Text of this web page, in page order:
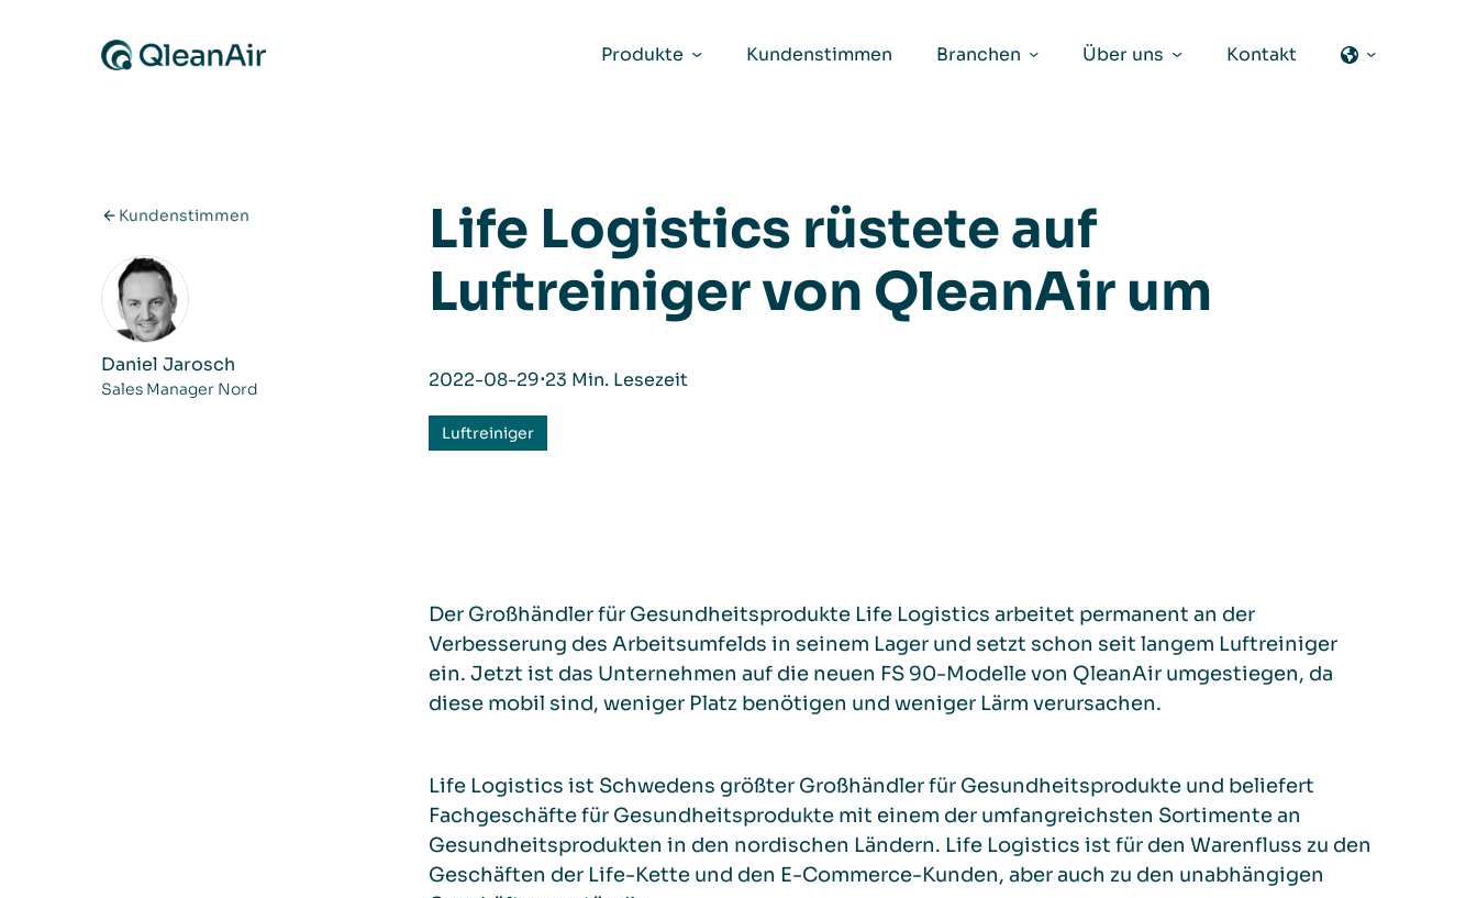
Produkte
Kundenstimmen Branchen Über uns Kontakt
Kundenstimmen
Daniel Jarosch
Sales Manager Nord
Life Logistics rüstete auf
Luftreiniger von QleanAir um
2022-08-29⋅23 Min. Lesezeit
Luftreiniger
Der Großhändler für Gesundheitsprodukte Life Logistics arbeitet permanent an der
Verbesserung des Arbeitsumfelds in seinem Lager und setzt schon seit langem Luftreiniger
ein. Jetzt ist das Unternehmen auf die neuen FS 90-Modelle von QleanAir umgestiegen, da
diese mobil sind, weniger Platz benötigen und weniger Lärm verursachen.
Life Logistics ist Schwedens größter Großhändler für Gesundheitsprodukte und beliefert
Fachgeschäfte für Gesundheitsprodukte mit einem der umfangreichsten Sortimente an
Gesundheitsprodukten in den nordischen Ländern. Life Logistics ist für den Warenfluss zu den
Geschäften der Life-Kette und den E-Commerce-Kunden, aber auch zu den unabhängigen